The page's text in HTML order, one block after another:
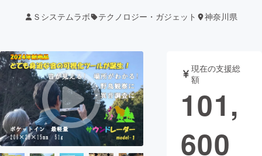
テクノロジー・ガジェット
映像・映画 書籍・雑誌
ビジネス・起業 チャレンジ
Ｓシステムラボ テクノロジー・ガジェット 神奈川県
現在の支援総
額
101,
600